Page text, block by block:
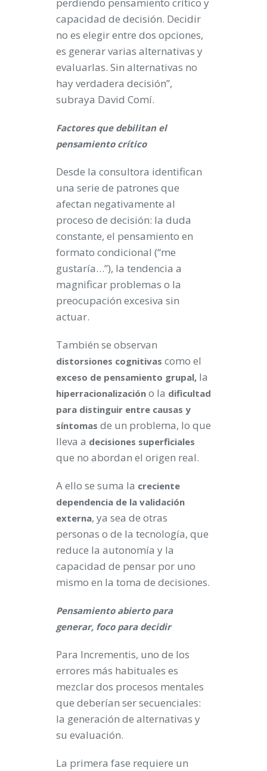
capacidad de decisión. Decidir
no es elegir entre dos opciones,
es generar varias alternativas y
evaluarlas. Sin alternativas no
hay verdadera decisión”,
subraya David Comí.
Factores que debilitan el
pensamiento crítico
Desde la consultora identifican
una serie de patrones que
afectan negativamente al
proceso de decisión: la duda
constante, el pensamiento en
formato condicional (“me
gustaría…”), la tendencia a
magnificar problemas o la
preocupación excesiva sin
actuar.
También se observan
distorsiones cognitivas como el
exceso de pensamiento grupal, la
hiperracionalización o la dificultad
para distinguir entre causas y
síntomas de un problema, lo que
lleva a decisiones superficiales
que no abordan el origen real.
A ello se suma la creciente
dependencia de la validación
externa, ya sea de otras
personas o de la tecnología, que
reduce la autonomía y la
capacidad de pensar por uno
mismo en la toma de decisiones.
Pensamiento abierto para
generar, foco para decidir
Para Incrementis, uno de los
errores más habituales es
mezclar dos procesos mentales
que deberían ser secuenciales:
la generación de alternativas y
su evaluación.
La primera fase requiere un